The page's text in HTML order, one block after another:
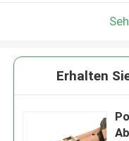
Erhalten